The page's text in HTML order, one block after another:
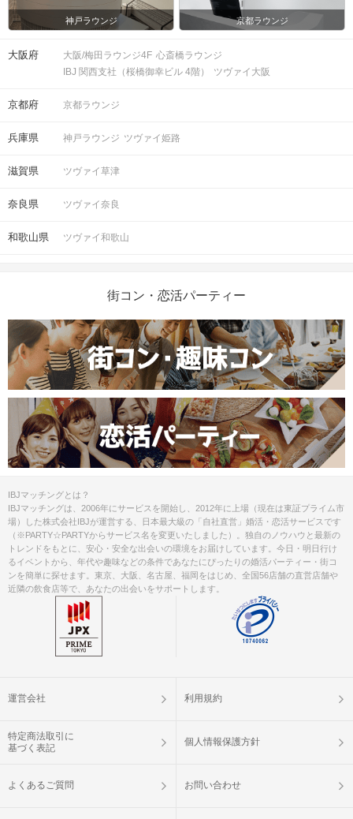
神戸ラウンジ 京都ラウンジ
大阪府 大阪/梅田ラウンジ4F 心斎橋ラウンジ
IBJ 関西支社（桜橋御幸ビル 4階）
ツヴァイ大阪
京都府 京都ラウンジ
兵庫県 神戸ラウンジ ツヴァイ姫路
滋賀県 ツヴァイ草津
奈良県 ツヴァイ奈良
和歌山県 ツヴァイ和歌山
街コン・恋活パーティー
IBJマッチングとは？
IBJマッチングは、2006年にサービスを開始し、2012年に上場（現在は東証プライム市
場）した株式会社IBJが運営する、日本最大級の「自社直営」婚活・恋活サービスです
（※PARTY☆PARTYからサービス名を変更いたしました）。独自のノウハウと最新の
トレンドをもとに、安心・安全な出会いの環境をお届けしています。今日・明日行け
るイベントから、年代や趣味などの条件であなたにぴったりの婚活パーティー・街コ
ンを簡単に探せます。東京、大阪、名古屋、福岡をはじめ、全国56店舗の直営店舗や
近隣の飲食店等で、あなたの出会いをサポートします。
運営会社 利用規約
特定商法取引に
基づく表記
個人情報保護方針
よくあるご質問 お問い合わせ